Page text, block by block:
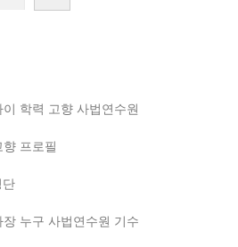
학력 고향 사법연수원
프로필
누구 사법연수원 기수